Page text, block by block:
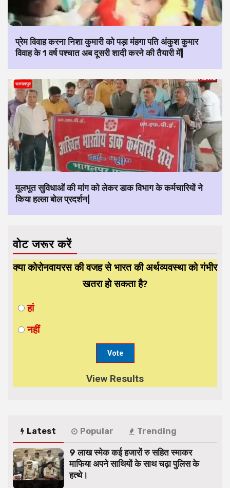
प्रेम विवाह करना निशा कुमारी को पड़ा मंहगा पति अंकुश कुमार
विवाह के 1 वर्ष पश्चात अब दूसरी शादी करने की तैयारी में|
मूलभूत सुविधाओं की मांग को लेकर डाक विभाग के कर्मचारियों ने
किया हल्ला बोल प्रदर्शन|
वोट जरूर करें
क्या कोरोनवायरस की वजह से भारत की अर्थव्यवस्था को गंभीर
खतरा हो सकता है?
हां
नहीं
View Results
Latest Popular Trending
9 लाख स्मेक कई हजारों रु सहित स्माकर
माफिया अपने साथियों के साथ चढ़ा पुलिस के
हत्थे।